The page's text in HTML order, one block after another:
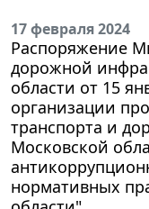
17 февраля 2024
Распоряжение
дорожной
области от 15
организации
транспорта и
Московской
нормативных